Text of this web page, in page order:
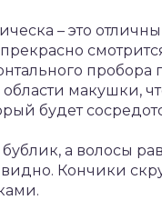
– это
пробора
области макушки,
будет
а волосы
Кончики